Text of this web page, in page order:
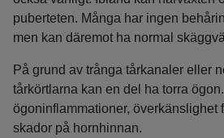
puberteten. Många har ingen
men kan däremot ha normal
På grund av trånga tårkanaler eller
tårkörtlarna kan en del ha torra
ögoninflammationer, överkänslighet
skador på hornhinnan.